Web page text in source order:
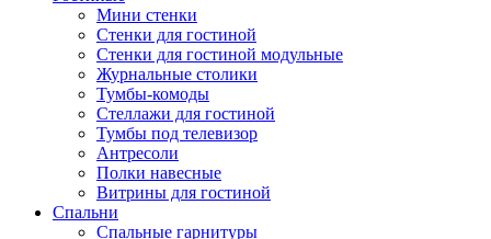
Мини стенки
Стенки для гостиной
Стенки для гостиной модульные
Журнальные столики
Тумбы-комоды
Стеллажи для гостиной
Тумбы под телевизор
Антресоли
Полки навесные
Витрины для гостиной
Спальни
Спальные гарнитуры